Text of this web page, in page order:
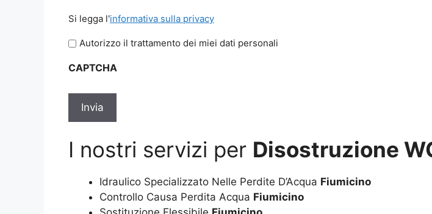
Si
l'informativa
sulla
*
Si legga l'informativa sulla privacy
Autorizzo il trattamento dei miei dati personali
CAPTCHA
I nostri servizi per Disostruzione
Idraulico Specializzato Nelle Perdite D’Acqua Fiumicino
Controllo Causa Perdita Acqua Fiumicino